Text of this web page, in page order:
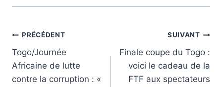
Navigation
de
l’article
PRÉCÉDENT
Togo/Journée
Africaine de lutte
contre la corruption : «
SUIVANT
Finale coupe du Togo :
voici le cadeau de la
FTF aux spectateurs